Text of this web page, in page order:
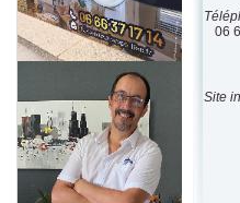
06
Site